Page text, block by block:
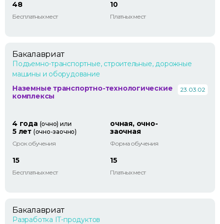
48
Бесплатных мест
10
Платных мест
Бакалавриат
Подъемно-транспортные, строительные, дорожные
машины и оборудование
Наземные транспортно-технологические
комплексы
23.03.02
4 года (очно) или
5 лет (очно-заочно)
Срок обучения
очная, очно-
заочная
Форма обучения
15
Бесплатных мест
15
Платных мест
Бакалавриат
Разработка IT-продуктов